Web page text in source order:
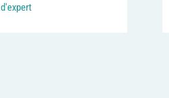
d'expert